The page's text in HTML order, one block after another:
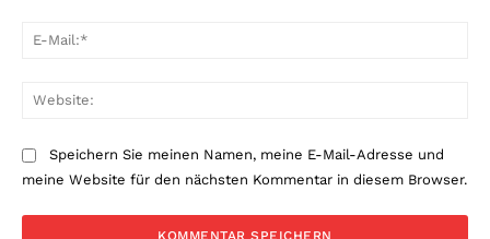
Speichern Sie meinen Namen, meine E-Mail-Adresse und
meine Website für den nächsten Kommentar in diesem Browser.